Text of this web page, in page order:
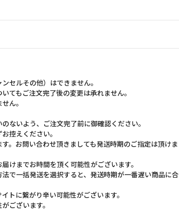
セルその他）はできません。
てもご注文完了後の変更は承れません。
ん。
ないよう、ご注文完了前に御確認ください。
控えください。
。お問い合わせ頂きましても発送時期のご指定は頂けま
けまでお時間を頂く可能性がございます。
で一括発送を選択すると、発送時期が一番遅い商品に合
トに繋がり辛い可能性がございます。
ございます。